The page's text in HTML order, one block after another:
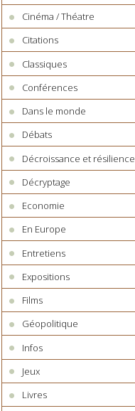
Cinéma / Théatre
Citations
Classiques
Conférences
Dans le monde
Débats
Décroissance et résilience
Décryptage
Economie
En Europe
Entretiens
Expositions
Films
Géopolitique
Infos
Jeux
Livres